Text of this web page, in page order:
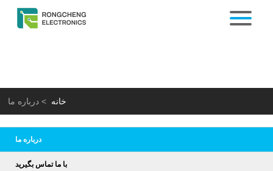
خانه > درباره ما
درباره ما
با ما تماس بگیرید